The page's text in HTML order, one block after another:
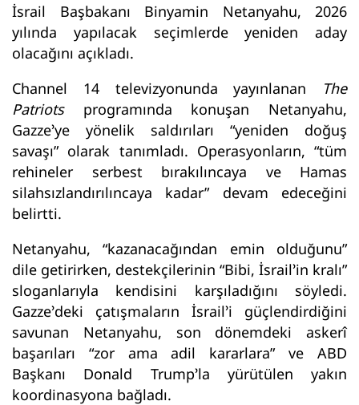
İsrail Başbakanı Binyamin Netanyahu, 2026
yılında yapılacak seçimlerde yeniden aday
olacağını açıkladı.
Channel 14 televizyonunda yayınlanan
The
Patriotsprogramında konuşan Netanyahu,
Gazze’ye yönelik saldırıları “yeniden doğuş
savaşı” olarak tanımladı. Operasyonların, “tüm
rehineler serbest bırakılıncaya ve Hamas
silahsızlandırılıncaya kadar” devam edeceğini
belirtti.
Netanyahu, “kazanacağından emin olduğunu”
dile getirirken, destekçilerinin “Bibi, İsrail’in kralı”
sloganlarıyla kendisini karşıladığını söyledi.
Gazze’deki çatışmaların İsrail’i güçlendirdiğini
savunan Netanyahu, son dönemdeki askerî
başarıları “zor ama adil kararlara” ve ABD
Başkanı Donald Trump’la yürütülen yakın
koordinasyona bağladı.